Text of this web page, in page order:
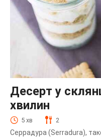
Десерт у
хвилин
5 хв 2
Серрадура (Serradura),